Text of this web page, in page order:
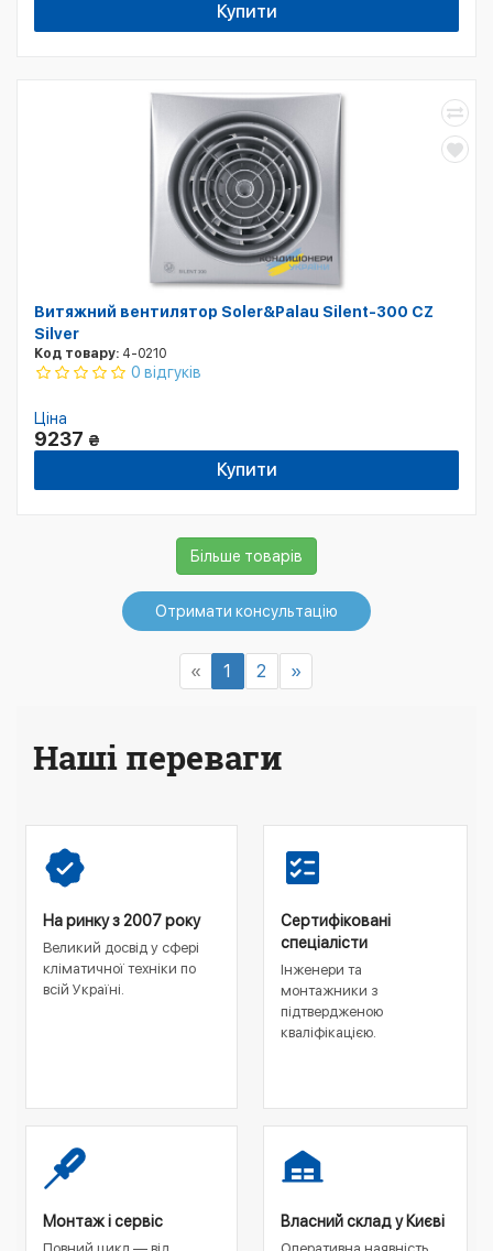
Купити
Витяжний вентилятор Soler&Palau Silent-300 CZ
Silver
Код товару: 4-0210
0 відгуків
Ціна
9237 ₴
Купити
Більше товарів
Отримати консультацію
« 1 2 »
Наші переваги
На ринку з 2007 року
Великий досвід у сфері
кліматичної техніки по
всій Україні.
Сертифіковані
спеціалісти
Інженери та
монтажники з
підтвердженою
кваліфікацією.
Монтаж і сервіс Власний склад у Києві